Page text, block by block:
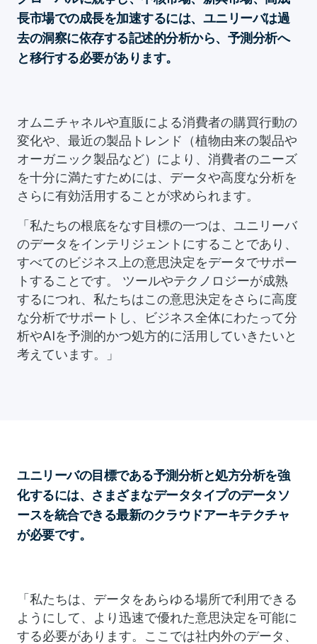
長市場での成長を加速するには、ユニリーバは過
去の洞察に依存する記述的分析から、予測分析へ
と移行する必要があります。
オムニチャネルや直販による消費者の購買行動の
変化や、最近の製品トレンド（植物由来の製品や
オーガニック製品など）により、消費者のニーズ
を十分に満たすためには、データや高度な分析を
さらに有効活用することが求められます。
「私たちの根底をなす目標の一つは、ユニリーバ
のデータをインテリジェントにすることであり、
すべてのビジネス上の意思決定をデータでサポー
トすることです。 ツールやテクノロジーが成熟
するにつれ、私たちはこの意思決定をさらに高度
な分析でサポートし、ビジネス全体にわたって分
析やAIを予測的かつ処方的に活用していきたいと
考えています。」
ユニリーバの目標である予測分析と処方分析を強
化するには、さまざまなデータタイプのデータソ
ースを統合できる最新のクラウドアーキテクチャ
が必要です。
「私たちは、データをあらゆる場所で利用できる
ようにして、より迅速で優れた意思決定を可能に
する必要があります。ここでは社内外のデータ、